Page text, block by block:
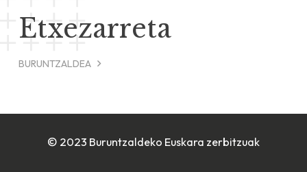
Etxezarreta
BURUNTZALDEA
© 2023 Buruntzaldeko Euskara zerbitzuak